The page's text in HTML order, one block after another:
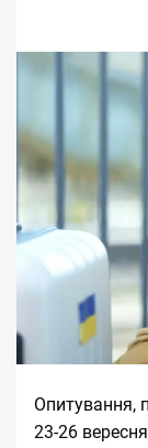
Опитування,
23-26